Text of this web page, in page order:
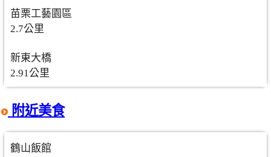
苗栗工藝園區
2.7公里
新東大橋
2.91公里
附近美食
鶴山飯館